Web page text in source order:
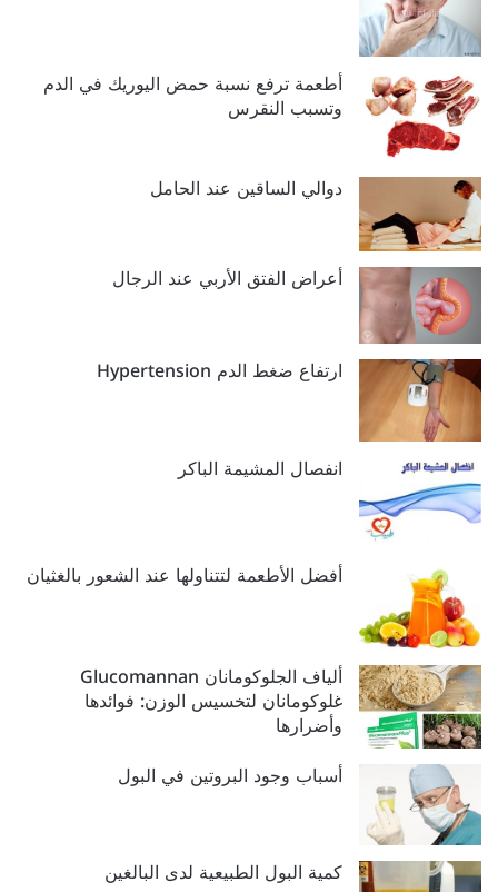
أطعمة ترفع نسبة حمض اليوريك في الدم
وتسبب النقرس
دوالي الساقين عند الحامل
أعراض الفتق الأربي عند الرجال
ارتفاع ضغط الدم Hypertension
انفصال المشيمة الباكر
أفضل الأطعمة لتتناولها عند الشعور بالغثيان
ألياف الجلوكومانان Glucomannan
غلوكومانان لتخسيس الوزن: فوائدها
وأضرارها
أسباب وجود البروتين في البول
كمية البول الطبيعية لدى البالغين